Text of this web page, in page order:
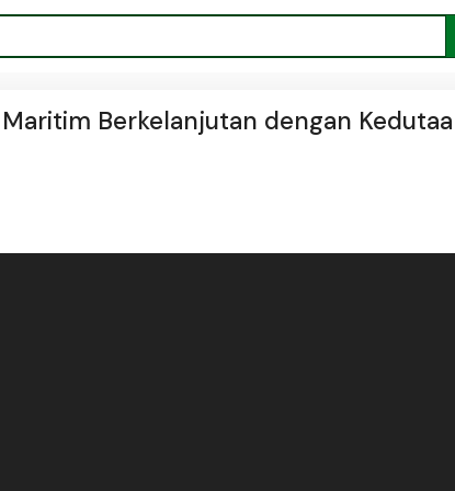
Berkelanjutan dengan